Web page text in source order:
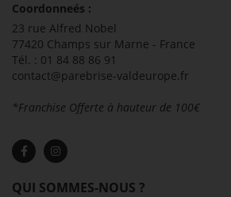
Coordonneés :
23 rue Alfred Nobel
77420 Champs sur Marne - France
Tél. : 01 84 88 86 91
contact@parebrise-valdeurope.fr
*Franchise Offerte à hauteur de 100€
QUI SOMMES-NOUS ?